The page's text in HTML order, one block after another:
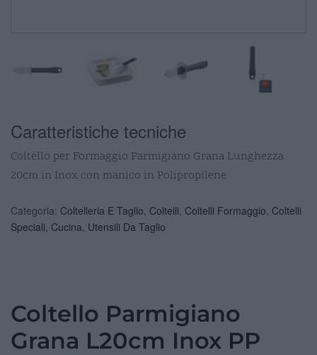
Caratteristiche tecniche
Coltello per Formaggio Parmigiano Grana Lunghezza
20cm in Inox con manico in Polipropilene
Categoria: Coltelleria E Taglio Coltelli Coltelli Formaggio Coltelli
Speciali Cucina Utensili Da Taglio
Coltello Parmigiano
Grana L20cm Inox PP